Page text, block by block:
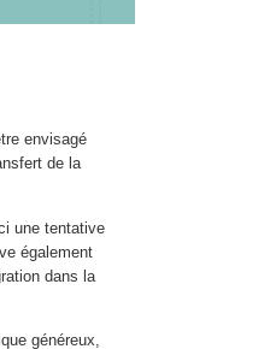
envisagé
de la
une tentative
également
dans la
généreux,